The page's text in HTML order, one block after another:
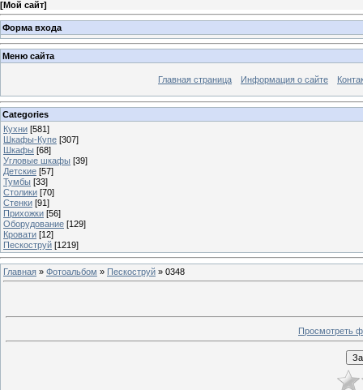
[Мой сайт]
Форма входа
Меню сайта
Главная страница Информация о сайте
Categories
Кухни [581]
Шкафы-Купе [307]
Шкафы [68]
Угловые шкафы [39]
Детские [57]
Тумбы [33]
Столики [70]
Стенки [91]
Прихожки [56]
Оборудование [129]
Кровати [12]
Пескоструй [1219]
Главная » Фотоальбом » Пескоструй » 0348
Просмотреть